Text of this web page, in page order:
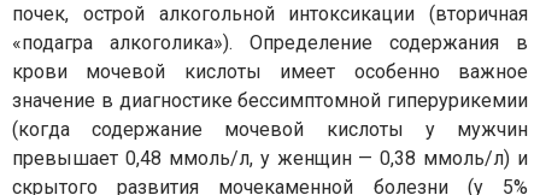
почек, острой алкогольной интоксикации (вторичная
«подагра алкоголика»). Определение содержания в
крови мочевой кислоты имеет особенно важное
значение в диагностике бессимптомной гиперурикемии
(когда содержание мочевой кислоты у мужчин
превышает 0,48 ммоль/л, у женщин — 0,38 ммоль/л) и
скрытого развития мочекаменной болезни (у 5%